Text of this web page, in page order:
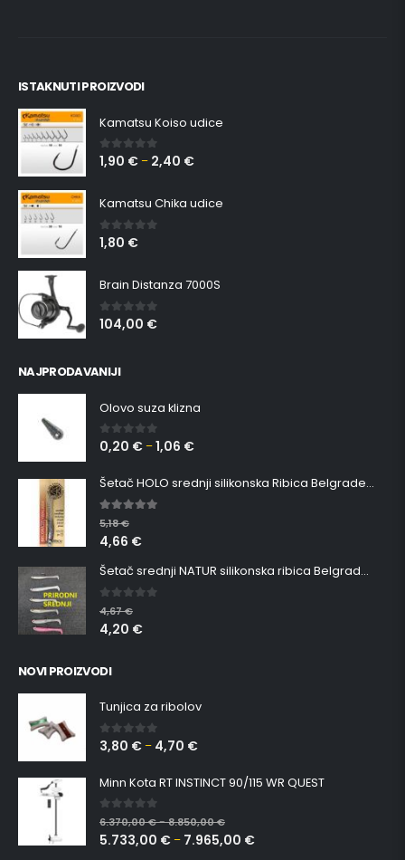
ISTAKNUTI PROIZVODI
Kamatsu Koiso udice
0 out of 5
1,90 € – 2,40 €
Kamatsu Chika udice
0 out of 5
1,80 €
Brain Distanza 7000S
0out of 5
104,00 €
NAJPRODAVANIJI
Olovo suza klizna
0 out of 5
0,20 € –1,06 €
Šetač HOLO srednji silikonska Ribica Belgrade Walker
5.00
5,18€
4,66 €
Šetač srednji NATUR silikonska ribica Belgrade Walker
0 out of 5
4,67€
4,20 €
NOVI PROIZVODI
Tunjica za ribolov
0 out of 5
3,80 € – 4,70 €
Minn Kota RT INSTINCT 90/115 WR QUEST
0 out of 5
6.370,00€–8.850,00€
5.733,00 € – 7.965,00 €